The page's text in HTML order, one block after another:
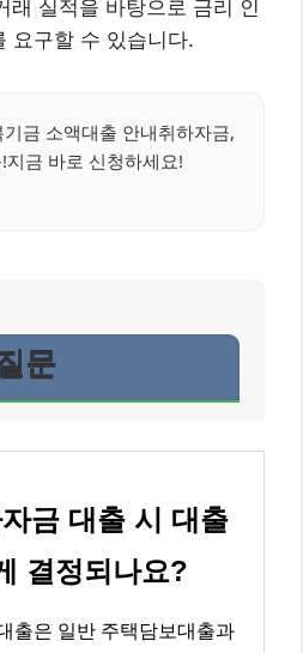
래 실적을 바탕으로 금리 인
요구할 수 있습니다.
기금 소액대출 안내취하자금,
지금 바로 신청하세요!
문
금 대출 시 대출
결정되나요?
출은 일반 주택담보대출과